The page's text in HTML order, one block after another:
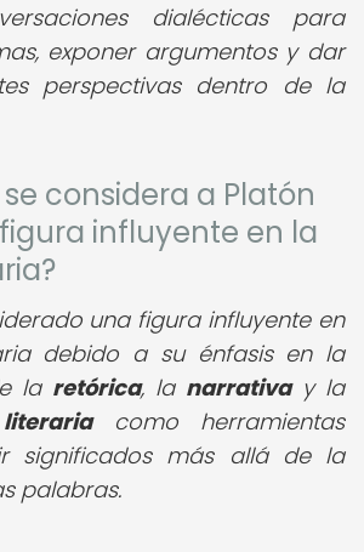
dialécticas para
exponer argumentos y dar
perspectivas dentro de la
se considera a Platón
influyente en la
una figura influyente en
debido a su énfasis en la
la retórica, la narrativay la
como herramientas
significados más allá de la
palabras.